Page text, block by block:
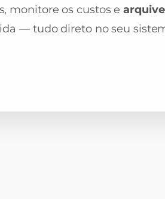
monitore os custos e arquive
— tudo direto no seu